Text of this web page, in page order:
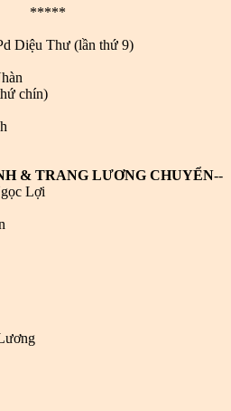
*****
Diệu Thư (lần thứ 9)
chín)
& TRANG LƯƠNG CHUYỂN--
Lợi